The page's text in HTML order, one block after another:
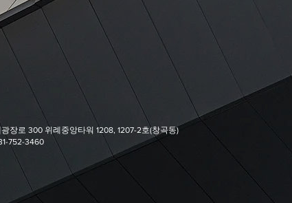
장로 300 위례중앙타워 1208, 1207-2호(창곡동)
752-3460